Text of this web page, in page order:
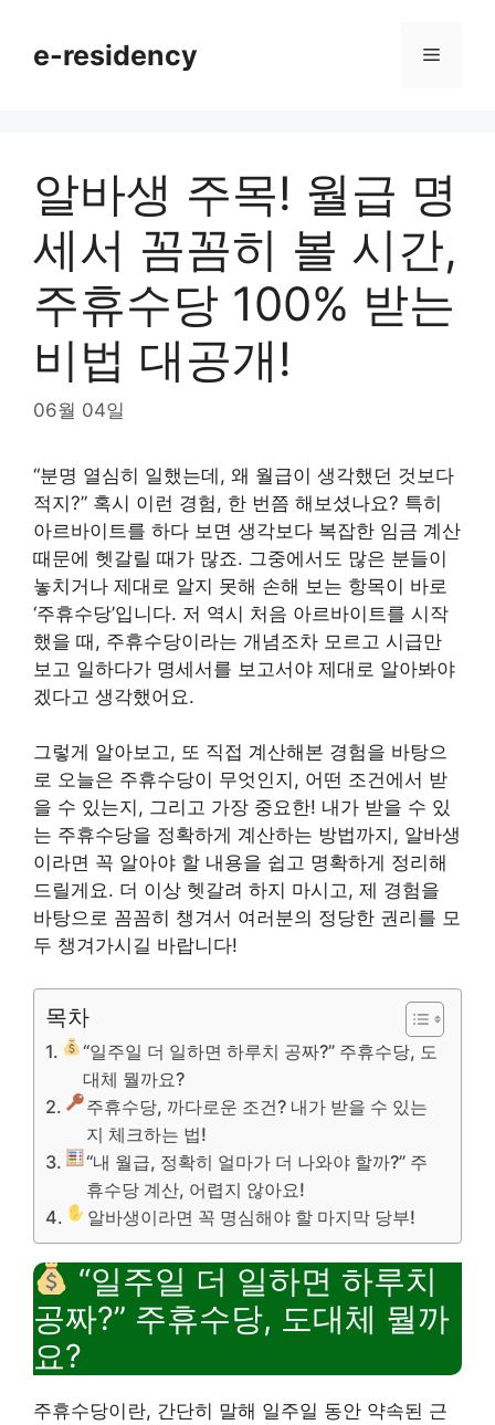
contente-residency Menu
알바생 주목! 월급 명
세서 꼼꼼히 볼 시간,
주휴수당 100% 받는
비법 대공개!
06월 04일
“분명 열심히 일했는데, 왜 월급이 생각했던 것보다
적지?” 혹시 이런 경험, 한 번쯤 해보셨나요? 특히
아르바이트를 하다 보면 생각보다 복잡한 임금 계산
때문에 헷갈릴 때가 많죠. 그중에서도 많은 분들이
놓치거나 제대로 알지 못해 손해 보는 항목이 바로
‘주휴수당’입니다. 저 역시 처음 아르바이트를 시작
했을 때, 주휴수당이라는 개념조차 모르고 시급만
보고 일하다가 명세서를 보고서야 제대로 알아봐야
겠다고 생각했어요.
그렇게 알아보고, 또 직접 계산해본 경험을 바탕으
로 오늘은 주휴수당이 무엇인지, 어떤 조건에서 받
을 수 있는지, 그리고 가장 중요한! 내가 받을 수 있
는 주휴수당을 정확하게 계산하는 방법까지, 알바생
이라면 꼭 알아야 할 내용을 쉽고 명확하게 정리해
드릴게요. 더 이상 헷갈려 하지 마시고, 제 경험을
바탕으로 꼼꼼히 챙겨서 여러분의 정당한 권리를 모
두 챙겨가시길 바랍니다!
목차
“일주일 더 일하면 하루치 공짜?” 주휴수당, 도
대체 뭘까요?
주휴수당, 까다로운 조건? 내가 받을 수 있는
지 체크하는 법!
“내 월급, 정확히 얼마가 더 나와야 할까?” 주
휴수당 계산, 어렵지 않아요!
알바생이라면 꼭 명심해야 할 마지막 당부!
“일주일 더 일하면 하루치
공짜?” 주휴수당, 도대체 뭘까
요?
주휴수당이란, 간단히 말해 일주일 동안 약속된 근